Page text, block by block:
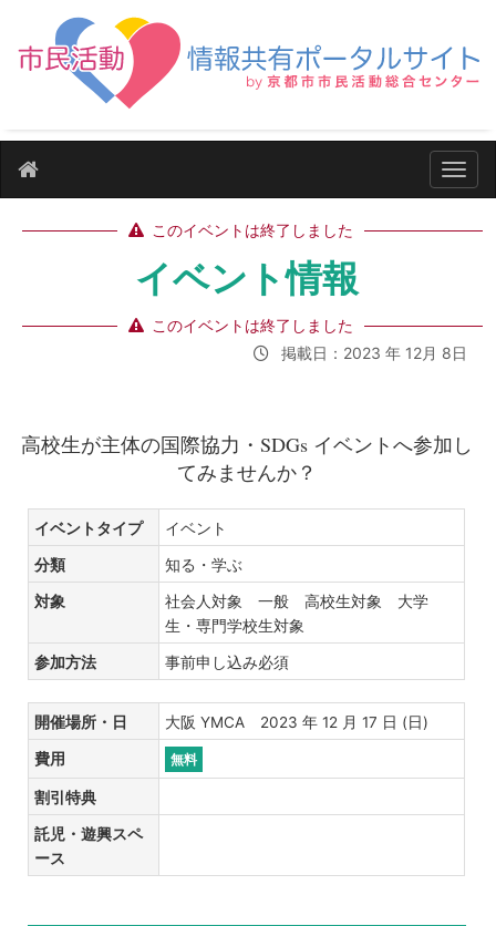
ナビ
このイベントは終了しました
イベント情報
このイベントは終了しました
掲載日：2023 年 12月 8日
高校生が主体の国際協力・SDGs イベントへ参加し
てみませんか？
イベントタイプ イベント
分類 知る・学ぶ
対象
社会人対象 一般 高校生対象 大学
生・専門学校生対象
参加方法 事前申し込み必須
開催場所・日 大阪 YMCA 2023 年 12 月 17 日 (日)
費用 無料
割引特典
託児・遊興スペ
ース